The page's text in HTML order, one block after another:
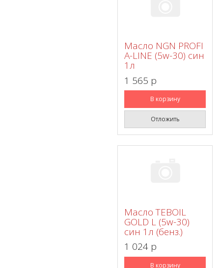
Масло NGN PROFI
A-LINE (5w-30) син
1л
1 565 p
В корзину
Отложить
Масло TEBOIL
GOLD L (5w-30)
син 1л (бенз.)
1 024 p
В корзину